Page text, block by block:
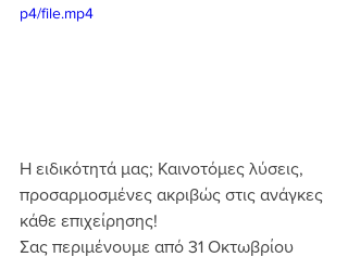
p4/file.mp4
Η ειδικότητά μας; Καινοτόμες λύσεις,
προσαρμοσμένες ακριβώς στις ανάγκες
κάθε επιχείρησης!
Σας περιμένουμε από 31 Οκτωβρίου